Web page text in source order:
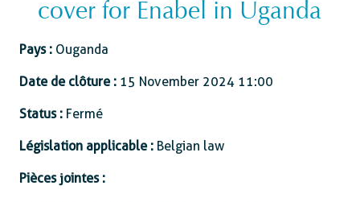
cover for Enabel in Uganda
Pays : Ouganda
Date de clôture : 15 November 2024 11:00
Status : Fermé
Législation applicable : Belgian law
Pièces jointes :